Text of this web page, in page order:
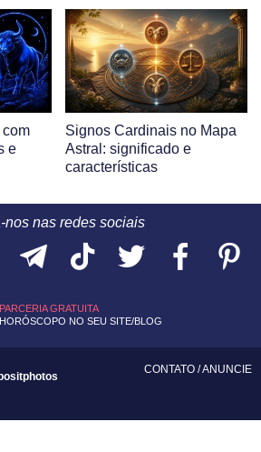
e
Signos Cardinais no Mapa
Astral: significado e
características
nos nas redes sociais
PARCERIA GRATUITA
HORÓSCOPO NO SEU SITE/BLOG
CONTATO /ANUNCIE